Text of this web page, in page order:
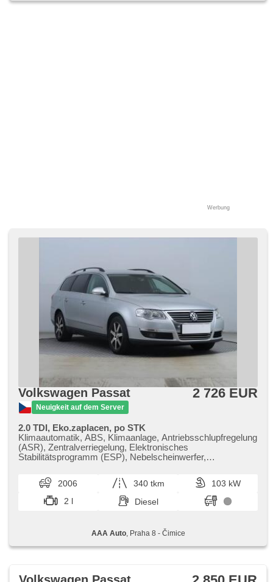
Werbung
Volkswagen Passat
Neuigkeit auf dem Server
2 726 EUR
2.0 TDI, Eko.zaplacen, po STK
Klimaautomatik, ABS, Klimaanlage, Antriebsschlupfregelung
(ASR), Zentralverriegelung, Elektronisches
Stabilitätsprogramm (ESP), Nebelscheinwerfer,
einstellbare Sitze, Parkassistent, Servolenkung, El.
Seitenscheiben, Autoradio, Handgetriebe
2006 340 tkm
103 kW
2 l
Diesel
AAA Auto, Praha 8 - Čimice